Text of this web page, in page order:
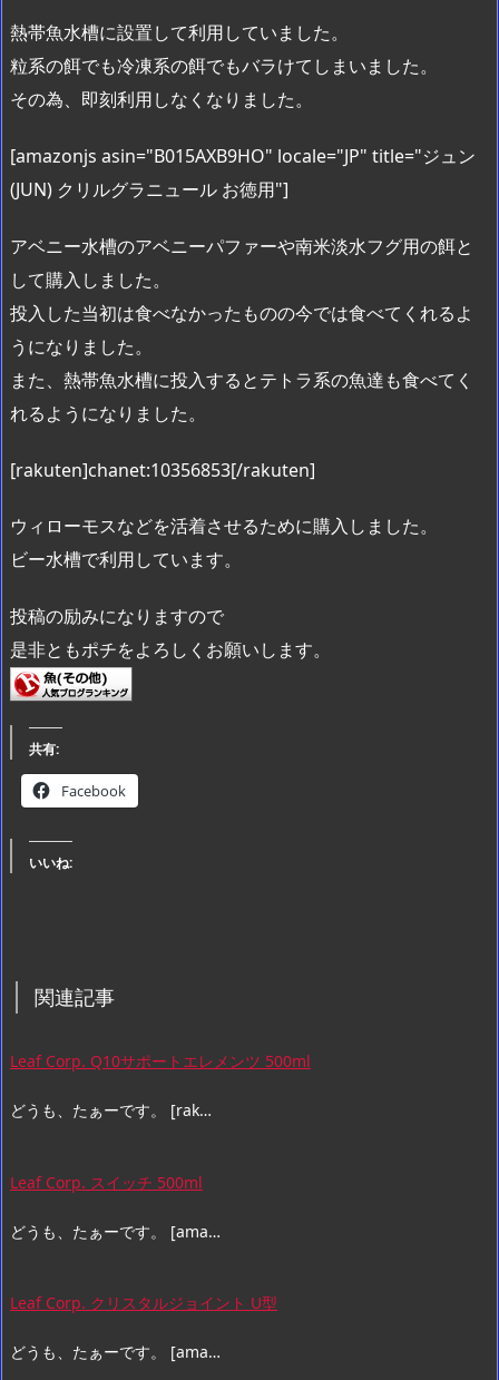
熱帯魚水槽に設置して利用していました。
粒系の餌でも冷凍系の餌でもバラけてしまいました。
その為、即刻利用しなくなりました。
[amazonjs asin="B015AXB9HO" locale="JP" title="ジュン
(JUN) クリルグラニュール お徳用"]
アベニー水槽のアベニーパファーや南米淡水フグ用の餌と
して購入しました。
投入した当初は食べなかったものの今では食べてくれるよ
うになりました。
また、熱帯魚水槽に投入するとテトラ系の魚達も食べてく
れるようになりました。
[rakuten]chanet:10356853[/rakuten]
ウィローモスなどを活着させるために購入しました。
ビー水槽で利用しています。
投稿の励みになりますので
是非ともポチをよろしくお願いします。
共有:
Facebook
いいね:
関連記事
Leaf Corp. Q10サポートエレメンツ 500ml
どうも、たぁーです。 [rak…
Leaf Corp. スイッチ 500ml
どうも、たぁーです。 [ama…
Leaf Corp. クリスタルジョイント U型
どうも、たぁーです。 [ama…